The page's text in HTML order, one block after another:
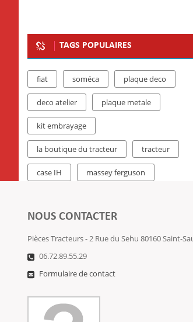
TAGS POPULAIRES
fiat soméca plaque deco
deco atelier plaque metale
kit embrayage
la boutique du tracteur tracteur
case IH massey ferguson
NOUS CONTACTER
Pièces Tracteurs - 2 Rue du Sehu 80160 Saint-
06.72.89.55.29
Formulaire de contact